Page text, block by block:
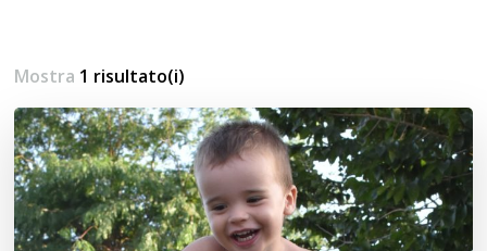
Mostra 1 risultato(i)